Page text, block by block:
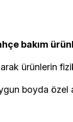
bakım
ürünlerin
boyda özel